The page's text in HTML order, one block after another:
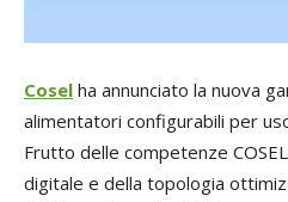
Cosel ha annunciato la nuova
alimentatori configurabili per
Frutto delle competenze
digitale e della topologia